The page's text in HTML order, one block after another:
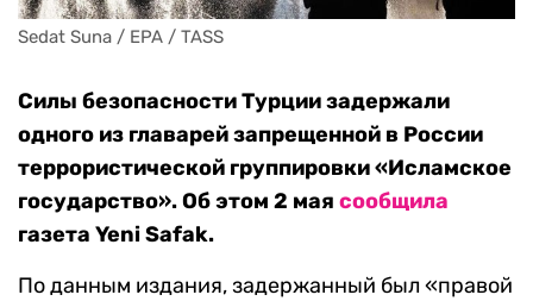
Sedat Suna / EPA / TASS
Силы безопасности Турции задержали
одного из главарей запрещенной в России
террористической группировки «Исламское
государство». Об этом 2 мая сообщила
газета Yeni Safak.
По данным издания, задержанный был «правой